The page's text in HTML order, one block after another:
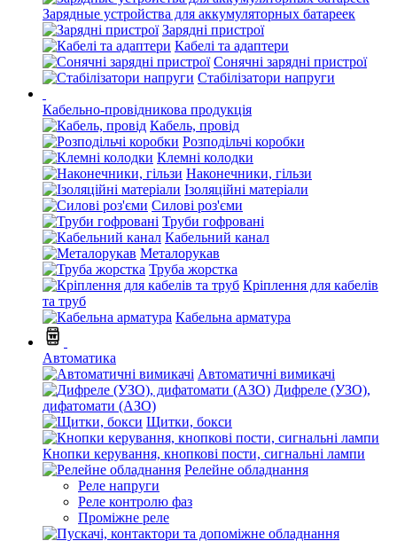
Зарядные устройства для аккумуляторных батареек
Зарядні пристрої
Кабелі та адаптери
Сонячні зарядні пристрої
Стабілізатори напруги
Кабельно-провідникова продукція
Кабель, провід
Розподільчі коробки
Клемні колодки
Наконечники, гільзи
Ізоляційні матеріали
Силові роз'єми
Труби гофровані
Кабельний канал
Металорукав
Труба жорстка
Кріплення для кабелів
та труб
Кабельна арматура
Автоматика
Автоматичні вимикачі
Дифреле (УЗО),
дифатомати (АЗО)
Щитки, бокси
Кнопки керування, кнопкові пости, сигнальні лампи
Релейне обладнання
Реле напруги
Реле контролю фаз
Проміжне реле